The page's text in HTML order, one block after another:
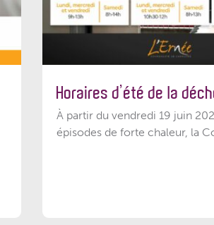
Horaires d’été de la
À partir du vendredi 19 juin
épisodes de forte chaleur, la